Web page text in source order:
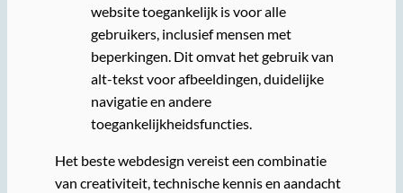
website toegankelijk is voor alle
gebruikers, inclusief mensen met
beperkingen. Dit omvat het gebruik van
alt-tekst voor afbeeldingen, duidelijke
navigatie en andere
toegankelijkheidsfuncties.
Het beste webdesign vereist een combinatie
van creativiteit, technische kennis en aandacht